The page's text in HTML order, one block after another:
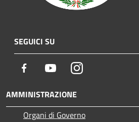
SEGUICI SU
Facebook YoutubeInstagram
AMMINISTRAZIONE
Organi di Governo